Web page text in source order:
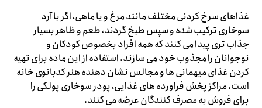
غذاهای سرخ کردنی مختلف مانند مرغ و یا ماهی، اگر با آرد
سوخاری ترکیب شده و سپس طبخ گردند، طعم و ظاهر بسیار
جذاب تری پیدا می کنند که همه افراد بخصوص کودکان و
نوجوانان را مجذوب خود می سازند. استفاده از این ماده برای تهیه
کردن غذای میهمانی ها و مجالس نشان دهنده هنر کدبانوی خانه
است. مراکز پخش فراورده های غذایی، پودر سوخاری پولکی را
برای فروش به مصرف کنندگان عرضه می کنند.